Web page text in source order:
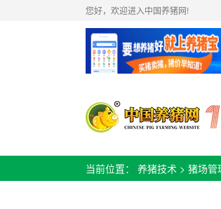
您好，欢迎进入中国养猪网!
当前位置： 养猪技术 > 猪场管